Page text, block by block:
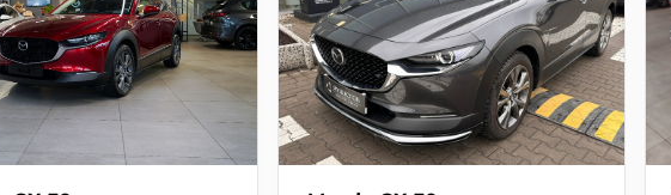
pojazdu (G-Vectoring Control+)
Autohold